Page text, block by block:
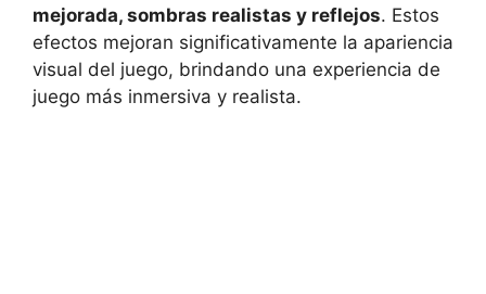
mejorada, sombras realistas y reflejos. Estos
efectos mejoran significativamente la apariencia
‍visual ‌del juego, brindando​ una experiencia​ de
juego más ‍inmersiva y ⁢realista.